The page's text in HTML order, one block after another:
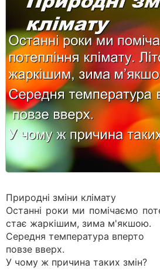
Природні зміни клімату
Останні роки ми помічаємо
стає жаркішим, зима м'якшою.
Середня температура вперто
повзе вверх.
У чому ж причина таких змін?